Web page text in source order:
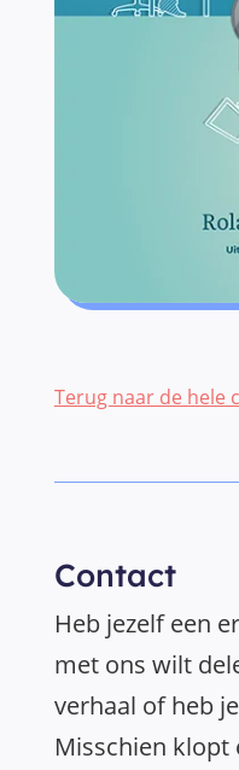
Terug naar de hele
Contact
Heb jezelf een
met ons wilt
verhaal of heb
Misschien klopt